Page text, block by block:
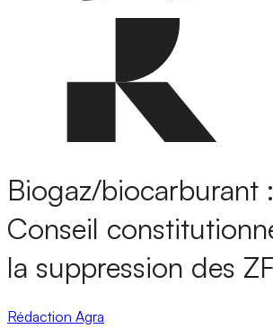
Biogaz/biocarburant
Conseil
la suppression des
Rédaction Agra